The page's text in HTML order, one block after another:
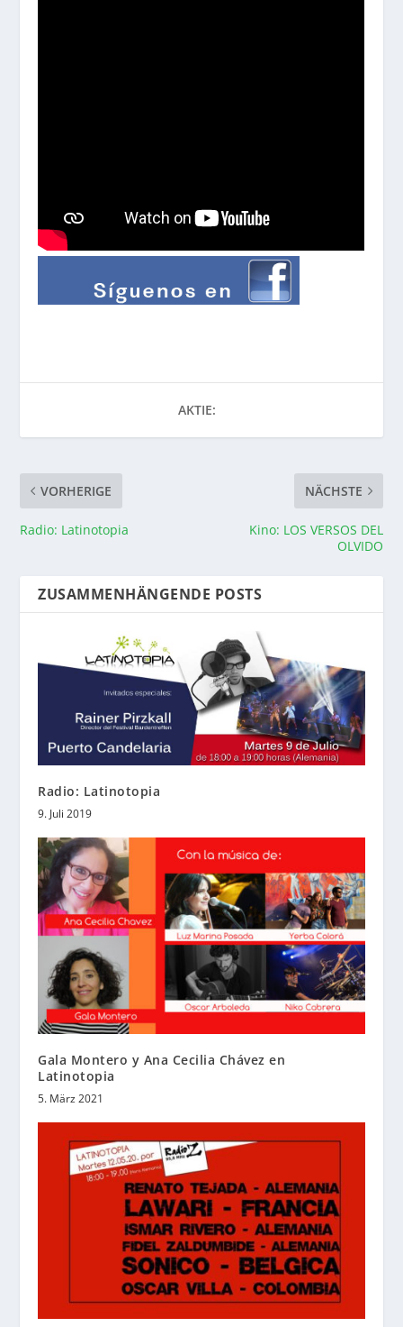
AKTIE:
VORHERIGE
Radio: Latinotopia
NÄCHSTE
Kino: LOS VERSOS DEL
OLVIDO
ZUSAMMENHÄNGENDE POSTS
Radio: Latinotopia
9. Juli 2019
Gala Montero y Ana Cecilia Chávez en
Latinotopia
5. März 2021